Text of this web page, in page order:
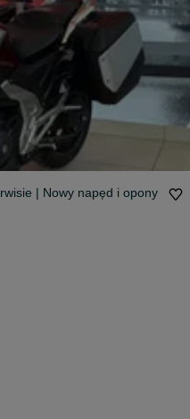
| Nowy napęd i opony